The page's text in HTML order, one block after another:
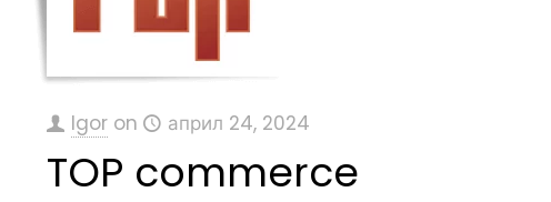
Igor on април 24, 2024
TOP commerce